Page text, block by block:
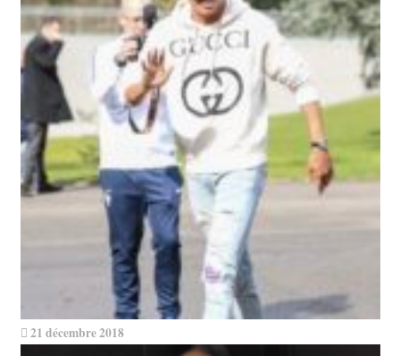
21 décembre 2018